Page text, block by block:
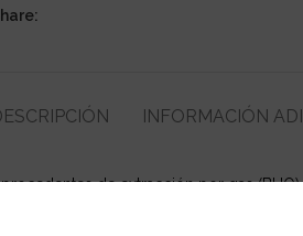
INFORMACIÓN
de extracción por gas
recoger pequeñas muestras o romper